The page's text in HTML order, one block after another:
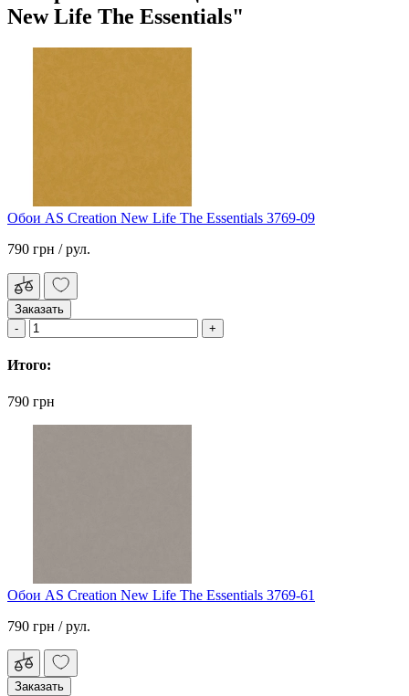
New Life The Essentials"
Обои AS Creation New Life The Essentials 3769-09
790 грн / рул.
Заказать
Итого:
790 грн
Обои AS Creation New Life The Essentials 3769-61
790 грн / рул.
Заказать